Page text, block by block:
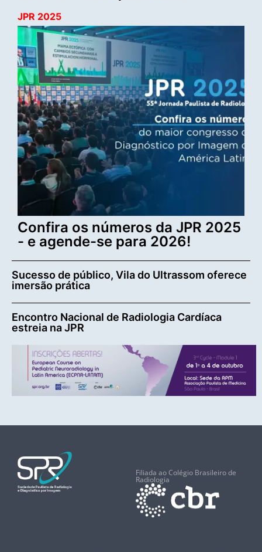
JPR 2025
Confira os números da JPR 2025
- e agende-se para 2026!
Sucesso de público, Vila do Ultrassom oferece
imersão prática
Encontro Nacional de Radiologia Cardíaca
estreia na JPR
Filiada ao Colégio Brasileiro de
Radiologia